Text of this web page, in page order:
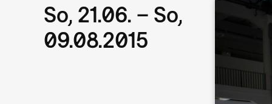
So, 21.06. – So,
09.08.2015